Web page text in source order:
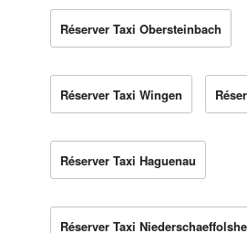
Réserver Taxi Obersteinbach
Réserver Taxi Wingen
Réserver Taxi Haguenau
Réserver Taxi